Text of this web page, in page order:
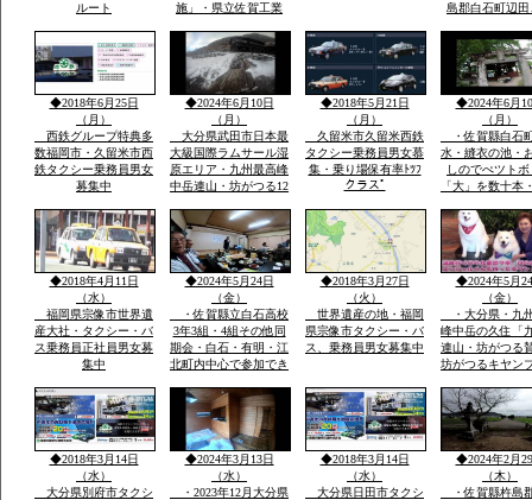
ルート
施」・県立佐賀工業
布施橋バス停まで2
分・インターネツト無
料・「室内小型ペツト
飼育相談可 3000円
up」2・3階別階段
島郡白石町辺田
0954-65-2806 /
８０－２７１４
８４
◆2018年6月25日
（月）
西鉄グループ特典多
数福岡市・久留米市西
鉄タクシー乗務員男女
募集中
◆2024年6月10日
（月）
大分県武田市日本最
大級国際ラムサール湿
原エリア・九州最高峰
中岳連山・坊がつる12
院温泉山荘・山頂の
峰々は白い雪と樹氷に
なり春・夏とは別の山
と自然が表現され気持
ち良さです
◆2018年5月21日
（月）
久留米市久留米西鉄
タクシー乗務員男女慕
集・乗り場保有率ﾄﾂﾌ
クラスﾟ
◆2024年6月
（月）
・佐賀縣白石
水・縫衣の池・
しのでぺツト
「大」を数十本
う魔法の水だそ
す・白石平野の
玉ねぎ畑と近く
水堂さん・須古
稲佐神社妻山神
ります
◆2018年4月11日
（水）
福岡県宗像市世界遺
産大社・タクシー・バ
ス乗務員正社員男女募
集中
◆2024年5月24日
（金）
・佐賀縣立白石高校
3年3組・4組その他同
期会・白石・有明・江
北町内中心で参加でき
久しぶりで開催・全国
で有名優良な玉ねぎ・
蓮根・佐賀米の産地六
角川が流れ自然に恵ま
れた町で過ごした場所
◆2018年3月27日
（火）
世界遺産の地・福岡
県宗像市タクシー・バ
ス、乗務員男女募集中
◆2024年5月
（金）
・大分県・九
峰中岳の久住「
連山・坊がつる
坊がつるキヤン
法華院温泉山荘
ピンクの花で有
ヤマキリシマ・
歴史などで日本
数有名な法華院
荘
◆2018年3月14日
（水）
大分県別府市タクシ
◆2024年3月13日
（水）
・2023年12月大分県
◆2018年3月14日
（水）
大分県日田市タクシ
◆2024年2月
（木）
・佐賀縣杵島